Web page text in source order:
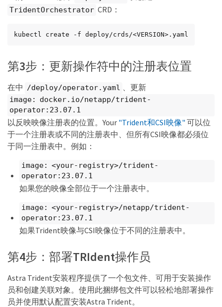
TridentOrchestrator CRD：
kubectl create -f deploy/crds/<VERSION>.yaml
第3步：更新操作符中的注册表位置
在中 /deploy/operator.yaml 、更新
image: docker.io/netapp/trident-
operator:23.07.1
以反映映像注册表的位置。Your "Trident和CSI映像" 可以位
于一个注册表或不同的注册表中、但所有CSI映像都必须位
于同一注册表中。例如：
image: <your-registry>/trident-
operator:23.07.1
如果您的映像全部位于一个注册表中。
image: <your-registry>/netapp/trident-
operator:23.07.1
如果Trident映像与CSI映像位于不同的注册表中。
第4步：部署TRIdent操作员
Astra Trident安装程序提供了一个包文件、可用于安装操作
员和创建关联对象。使用此捆绑包文件可以轻松地部署操作
员并使用默认配置安装Astra Trident。